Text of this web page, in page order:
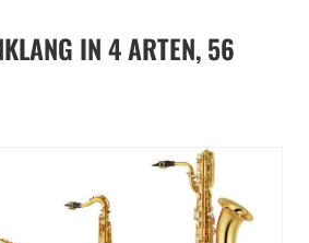
IN 4 ARTEN, 56